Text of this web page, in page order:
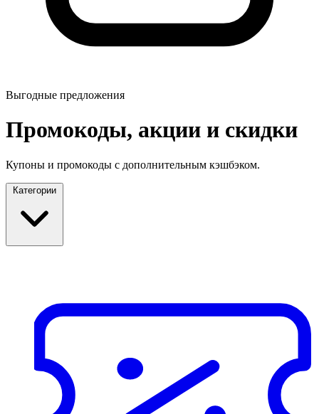
Выгодные предложения
Промокоды, акции и скидки
Купоны и промокоды с дополнительным кэшбэком.
Категории